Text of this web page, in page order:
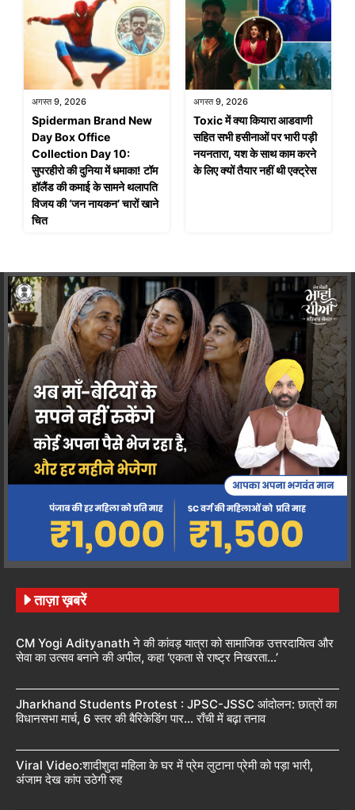
अगस्त 9, 2026
Spiderman Brand New
Day Box Office
Collection Day 10:
सुपरहीरो की दुनिया में धमाका! टॉम
हॉलैंड की कमाई के सामने थलापति
विजय की ‘जन नायकन’ चारों खाने
चित
अगस्त 9, 2026
Toxic में क्या कियारा आडवाणी
सहित सभी हसीनाओं पर भारी पड़ी
नयनतारा, यश के साथ काम करने
के लिए क्यों तैयार नहीं थी एक्ट्रेस
ताज़ा ख़बरें
CM Yogi Adityanath ने की कांवड़ यात्रा को सामाजिक उत्तरदायित्व और
सेवा का उत्सव बनाने की अपील, कहा ‘एकता से राष्ट्र निखरता…’
Jharkhand Students Protest : JPSC-JSSC आंदोलन: छात्रों का
विधानसभा मार्च, 6 स्तर की बैरिकेडिंग पार… राँची में बढ़ा तनाव
Viral Video:शादीशुदा महिला के घर में प्रेम लुटाना प्रेमी को पड़ा भारी,
अंजाम देख कांप उठेगी रुह